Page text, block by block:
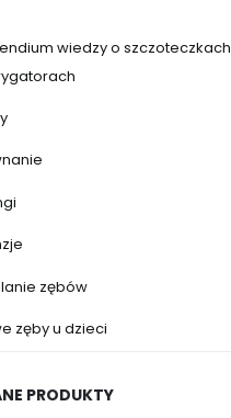
wiedzy o szczoteczkach
zębów
zęby u dzieci
PRODUKTY